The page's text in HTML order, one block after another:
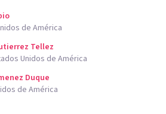
de América
Tellez
Unidos de América
Duque
de América